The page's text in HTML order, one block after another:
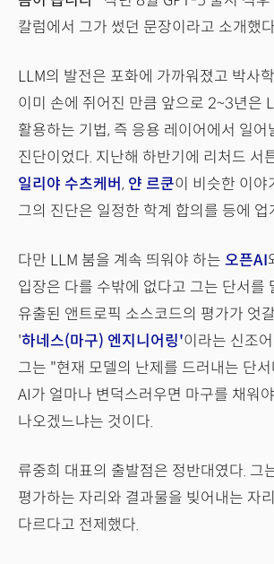
칼럼에서 그가 썼던 문장이라고 소개했
LLM의 발전은 포화에 가까워졌고 박사
이미 손에 쥐어진 만큼 앞으로 2~3년은
활용하는 기법, 즉 응용 레이어에서 일어
진단이었다. 지난해 하반기에 리처드 서
일리야 수츠케버, 얀 르쿤이 비슷한 이야
그의 진단은 일정한 학계 합의를 등에 업
다만 LLM 붐을 계속 띄워야 하는 오픈AI
입장은 다를 수밖에 없다고 그는 단서를
유출된 앤트로픽 소스코드의 평가가 엇
'하네스(마구) 엔지니어링'이라는 신조
그는 "현재 모델의 난제를 드러내는 단
AI가 얼마나 변덕스러우면 마구를 채워
나오겠느냐는 것이다.
류중희 대표의 출발점은 정반대였다. 그
평가하는 자리와 결과물을 빚어내는 자
다르다고 전제했다.